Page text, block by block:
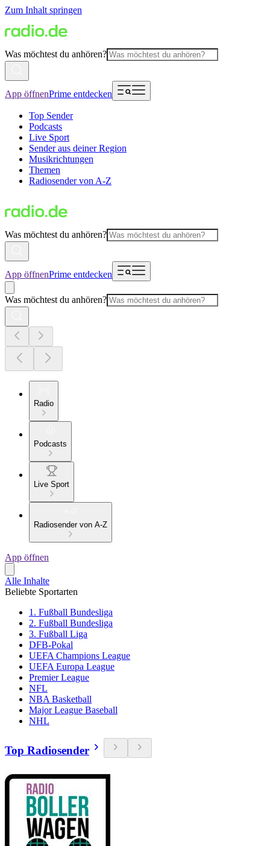
Zum Inhalt springen
Was möchtest du anhören?
App öffnenPrime entdecken
Top Sender
Podcasts
Live Sport
Sender aus deiner Region
Musikrichtungen
Themen
Radiosender von A-Z
Was möchtest du anhören?
App öffnenPrime entdecken
Was möchtest du anhören?
Radio
Podcasts
Live Sport
Radiosender von A-Z
App öffnen
Alle Inhalte
Beliebte Sportarten
1. Fußball Bundesliga
2. Fußball Bundesliga
3. Fußball Liga
DFB-Pokal
UEFA Champions League
UEFA Europa League
Premier League
NFL
NBA Basketball
Major League Baseball
NHL
Top Radiosender